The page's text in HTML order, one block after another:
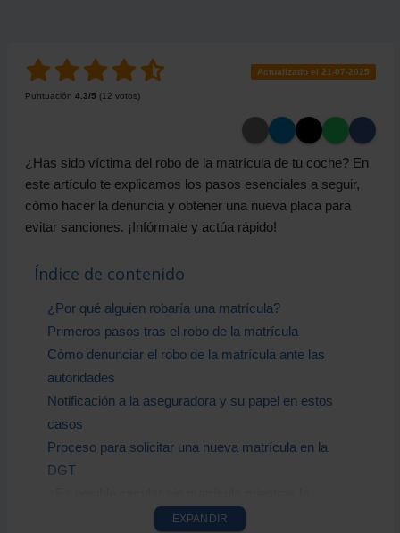
Puntuación 4.3/5 (12 votos)
Actualizado el 21-07-2025
¿Has sido víctima del robo de la matrícula de tu coche? En
este artículo te explicamos los pasos esenciales a seguir,
cómo hacer la denuncia y obtener una nueva placa para
evitar sanciones. ¡Infórmate y actúa rápido!
Índice de contenido
¿Por qué alguien robaría una matrícula?
Primeros pasos tras el robo de la matrícula
Cómo denunciar el robo de la matrícula ante las
autoridades
Notificación a la aseguradora y su papel en estos
casos
Proceso para solicitar una nueva matrícula en la
DGT
EXPANDIR